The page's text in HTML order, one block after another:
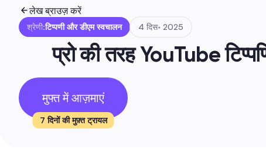
लेख ब्राउज़ करें
श्रेणी:टिप्पणी और डीएम स्वचालन 4 दिस॰ 2025
प्रो की तरह YouTube
मुफ्त में आज़माएं
7 दिनों की मुफ़्त ट्रायल